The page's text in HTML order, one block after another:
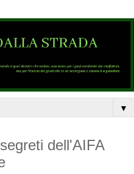
▼
dell'AIFA